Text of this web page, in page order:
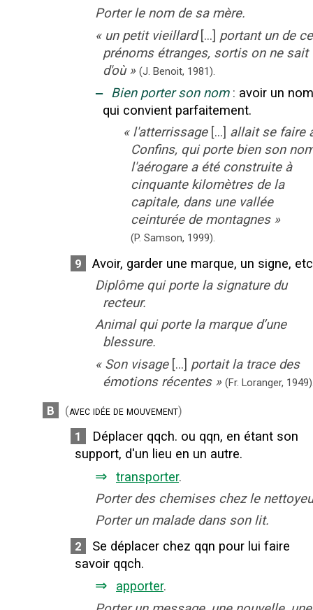
Porter le nom de sa mère.
« un petit vieillard [...] portant un de
prénoms étranges, sortis on ne sait
d'où » (J. Benoit, 1981).
‒ Bien porter son nom : avoir un nom
qui convient parfaitement.
« l'atterrissage [...] allait se faire
Confins, qui porte bien son
l'aérogare a été construite à
cinquante kilomètres de la
capitale, dans une vallée
ceinturée de montagnes »
(P. Samson, 1999).
9
Avoir, garder une marque, un signe,
Diplôme qui porte la signature du
recteur.
Animal qui porte la marque d’une
blessure.
« Son visage [...] portait la trace des
émotions récentes » (Fr. Loranger,
B (avec idée de mouvement)
1
Déplacer qqch. ou qqn, en étant son
support, d'un lieu en un autre.
⇒ transporter.
Porter des chemises chez le
Porter un malade dans son lit.
2
Se déplacer chez qqn pour lui faire
savoir qqch.
⇒ apporter.